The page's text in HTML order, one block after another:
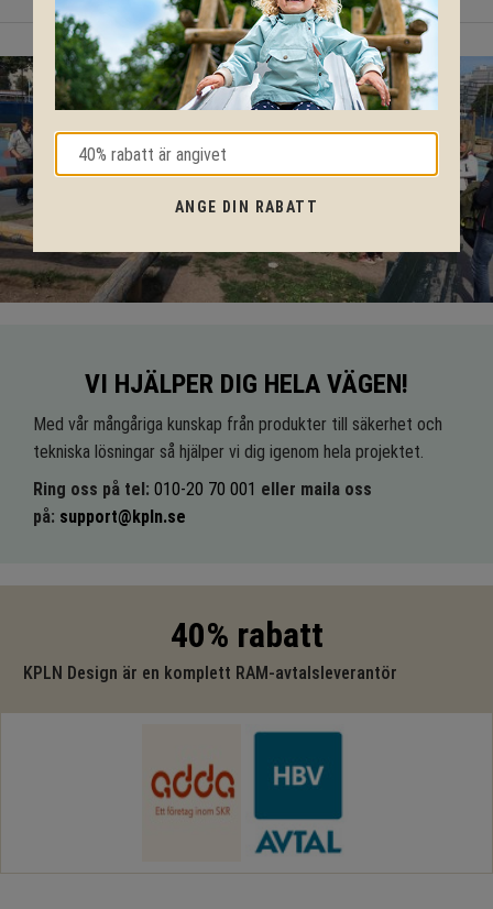
VI HJÄLPER DIG HELA VÄGEN!
Med vår mångåriga kunskap från produkter till säkerhet och
tekniska lösningar så hjälper vi dig igenom hela projektet.
Ring oss på tel: 010-20 70 001 eller maila oss
på: support@kpln.se
40% rabatt
KPLN Design är en komplett RAM-avtalsleverantör
ANGE DIN RABATT